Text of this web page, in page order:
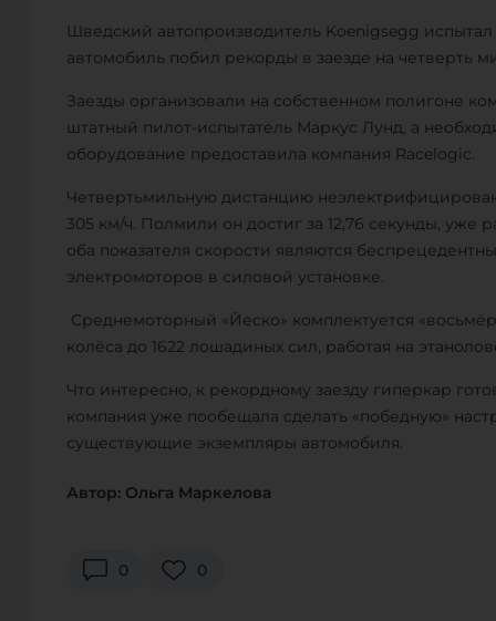
Шведский автопроизводитель Koenigsegg
автомобиль побил рекорды в заезде на четверть
Заезды организовали на собственном полигоне
штатный пилот-испытатель Маркус Лунд, а
оборудование предоставила компания Racelogic.
Четвертьмильную дистанцию
305 км/ч. Полмили он достиг за 12,76 секунды, уже
оба показателя скорости являются
электромоторов в силовой установке.
Среднемоторный «Йеско» комплектуется
колёса до 1622 лошадиных сил, работая на
Что интересно, к рекордному заезду гиперкар
компания уже пообещала сделать «победную»
существующие экземпляры автомобиля.
Автор: Ольга Маркелова
0 0